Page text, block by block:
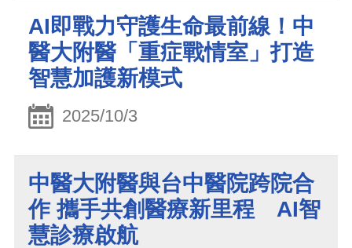
AI即戰力守護生命最前線！中
醫大附醫「重症戰情室」打造
智慧加護新模式
2025/10/3
中醫大附醫與台中醫院跨院合
作 攜手共創醫療新里程 AI智
慧診療啟航